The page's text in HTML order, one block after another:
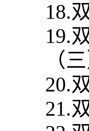
18.
19.
（
20.
21.